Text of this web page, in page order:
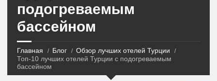
подогреваемым
бассейном
Главная Блог
Обзор лучших отелей Турции
Топ-10 лучших отелей Турции с подогреваемым
бассейном